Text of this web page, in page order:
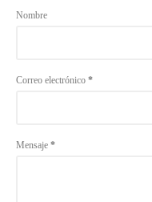
Nombre
Correo electrónico *
Mensaje *